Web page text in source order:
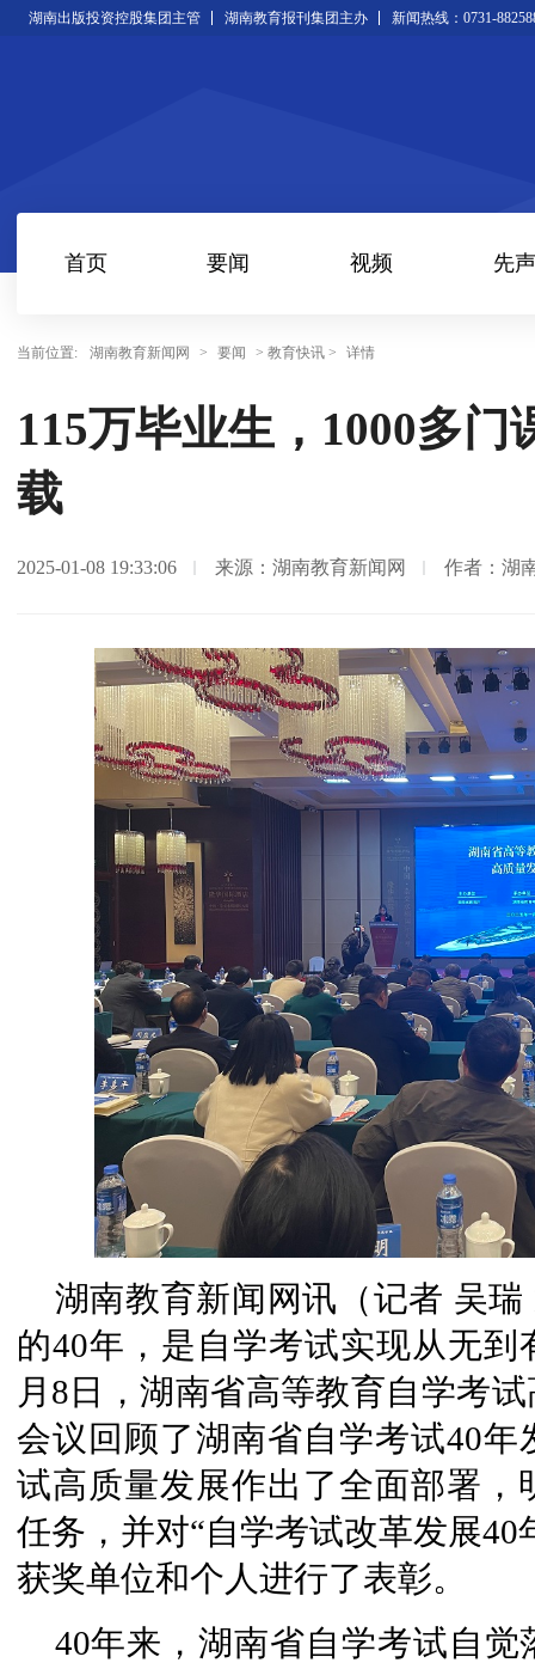
湖南出版投资控股集团主管 湖南教育报刊集团主办 新闻热线：0731-
首页 要闻 视频 先声
当前位置: 湖南教育新闻网 > 要闻 > 教育快讯 > 详情
115万毕业生，1000多
载
2025-01-08 19:33:06 来源：湖南教育新闻网 作者：湖
湖南教育新闻网讯（记者 吴
的40年，是自学考试实现从无
月8日，湖南省高等教育自学考
会议回顾了湖南省自学考试40
试高质量发展作出了全面部署
任务，并对“自学考试改革发展
获奖单位和个人进行了表彰。
40年来，湖南省自学考试自